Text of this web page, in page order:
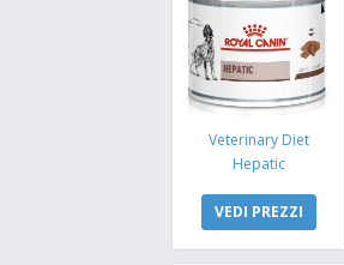
Veterinary Diet
Hepatic
VEDI PREZZI